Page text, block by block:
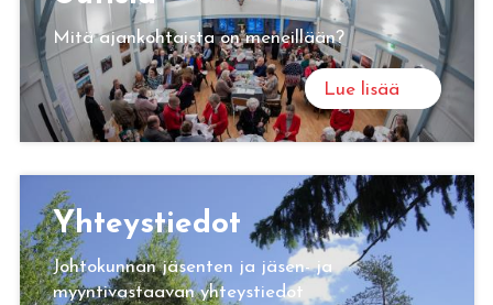
Mitä ajankohtaista on meneillään?
Lue lisää
Yh­teys­tie­dot
Johtokunnan jäsenten ja jäsen- ja
myyntivastaavan yhteystiedot